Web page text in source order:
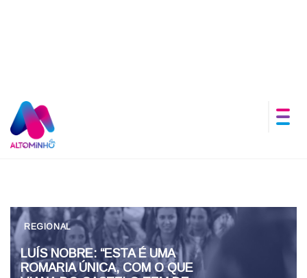
REGIONAL
LUÍS NOBRE: “ESTA É UMA
ROMARIA ÚNICA, COM O QUE